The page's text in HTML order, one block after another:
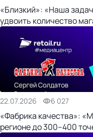
«Близкий»: «Наша
удвоить количество
22.07.2026 6 027
«Фабрика качества»:
регионе до 300–400